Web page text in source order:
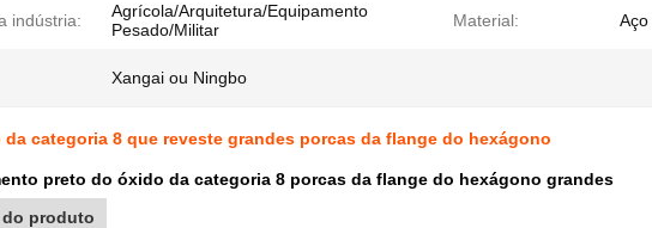
indústria:
Agrícola/Arquitetura/Equipamento
Pesado/Militar
Material:
Xangai ou Ningbo
categoria 8 que reveste grandes porcas da flange do hexágono
preto do óxido da categoria 8 porcas da flange do hexágono grandes
do produto